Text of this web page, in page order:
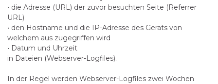
• die Adresse (URL) der zuvor besuchten Seite (Referrer
URL)
• den Hostname und die IP-Adresse des Geräts von
welchem aus zugegriffen wird
• Datum und Uhrzeit
in Dateien (Webserver-Logfiles).
In der Regel werden Webserver-Logfiles zwei Wochen